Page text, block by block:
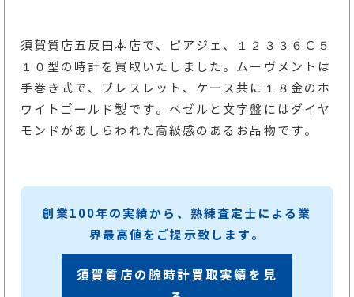
須賀質店五反田本店で、ピアジェ、１２３３６Ｃ５
１０型の時計を買取いたしました。ムーヴメントは
手巻き式で、ブレスレット、ケース共に１８金のホ
ワイトゴールド製です。ベゼルと文字盤にはダイヤ
モンドがあしらわれた高級感のあるお品物です。
創業100年の実績から、熟練査定士による業
界最高値をご提示致します。
須賀質店の腕時計買取実績を見